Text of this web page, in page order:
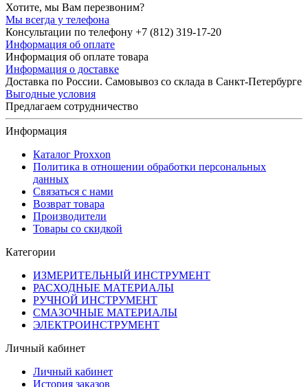
Хотите, мы Вам перезвоним?
Мы всегда у телефона
Консультации по телефону +7 (812) 319-17-20
Информация об оплате
Информация об оплате товара
Информация о доставке
Доставка по России. Самовывоз со склада в Санкт-Петербурге
Выгодные условия
Предлагаем сотрудничество
Информация
Каталог Proxxon
Политика в отношении обработки персональных
данных
Связаться с нами
Возврат товара
Производители
Товары со скидкой
Категории
ИЗМЕРИТЕЛЬНЫЙ ИНСТРУМЕНТ
РАСХОДНЫЕ МАТЕРИАЛЫ
РУЧНОЙ ИНСТРУМЕНТ
СМАЗОЧНЫЕ МАТЕРИАЛЫ
ЭЛЕКТРОИНСТРУМЕНТ
Личный кабинет
Личный кабинет
История заказов